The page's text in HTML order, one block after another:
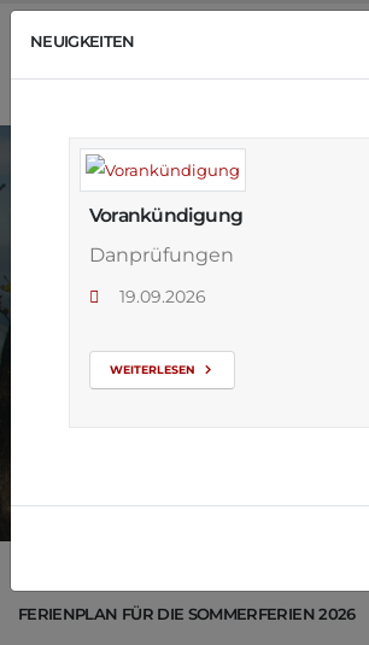
NEUIGKEITEN
Vorankündigung
Danprüfungen
19.09.2026
WEITERLESEN
Ferienplan
FERIENPLAN FÜR DIE SOMMERFERIEN 2026